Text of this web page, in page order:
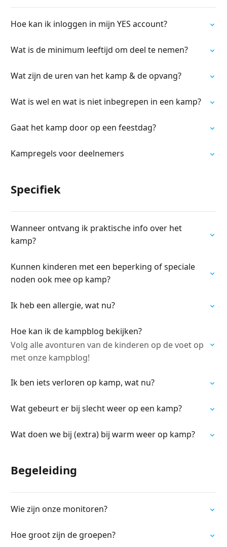
Hoe kan ik inloggen in mijn YES account?
Wat is de minimum leeftijd om deel te nemen?
Wat zijn de uren van het kamp & de opvang?
Wat is wel en wat is niet inbegrepen in een kamp?
Gaat het kamp door op een feestdag?
Kampregels voor deelnemers
Specifiek
Wanneer ontvang ik praktische info over het
kamp?
Kunnen kinderen met een beperking of speciale
noden ook mee op kamp?
Ik heb een allergie, wat nu?
Hoe kan ik de kampblog bekijken?
Volg alle avonturen van de kinderen op de voet op
met onze kampblog!
Ik ben iets verloren op kamp, wat nu?
Wat gebeurt er bij slecht weer op een kamp?
Wat doen we bij (extra) bij warm weer op kamp?
Begeleiding
Wie zijn onze monitoren?
Hoe groot zijn de groepen?